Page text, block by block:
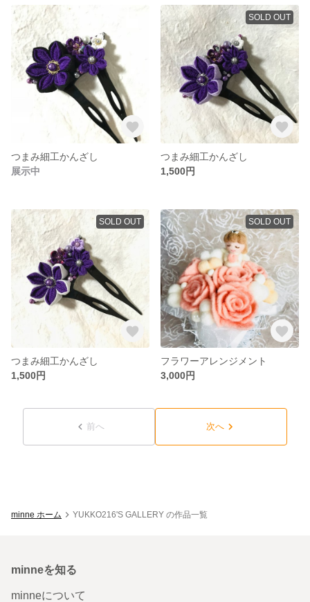
つまみ細工かんざし
展示中
SOLD OUT
つまみ細工かんざし
1,500円
SOLD OUT
つまみ細工かんざし
1,500円
SOLD OUT
フラワーアレンジメント
3,000円
前へ 次へ
minne ホーム YUKKO216'S GALLERY の作品一覧
minneを知る
minneについて